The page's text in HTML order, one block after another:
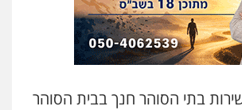
יוסי חמצני
צווארון לבן פשיעה כלכלית עבירות
הלבנת הון
שירות בתי הסוהר חנך בבית הסוהר